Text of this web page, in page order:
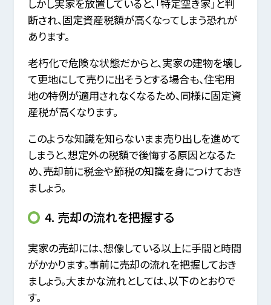
しかし実家を放置していると、「特定空き家」と判
断され、固定資産税額が高くなってしまう恐れが
あります。
老朽化で危険な状態だからと、実家の建物を壊し
て更地にして売りに出そうとする場合も、住宅用
地の特例が適用されなくなるため、同様に固定資
産税が高くなります。
このような知識を知らないまま売り出しを進めて
しまうと、想定外の税額で後悔する原因となるた
め、売却前に税金や節税の知識を身につけておき
ましょう。
4. 売却の流れを把握する
実家の売却には、想像している以上に手間と時間
がかかります。事前に売却の流れを把握しておき
ましょう。大まかな流れとしては、以下のとおりで
す。